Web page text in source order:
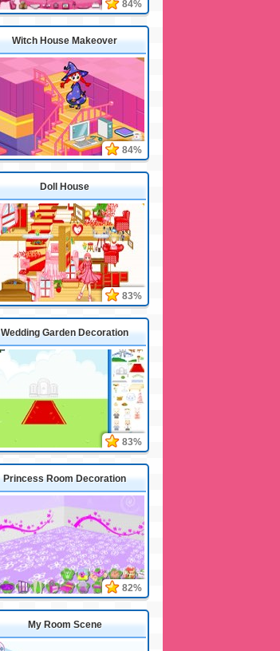
84%
Witch House Makeover
84%
Doll House
83%
Wedding Garden Decoration
83%
Princess Room Decoration
82%
My Room Scene